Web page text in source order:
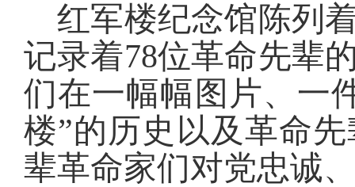
红军楼纪念馆陈列
记录着78位革命先辈
们在一幅幅图片、一
楼”的历史以及革命
辈革命家们对党忠诚